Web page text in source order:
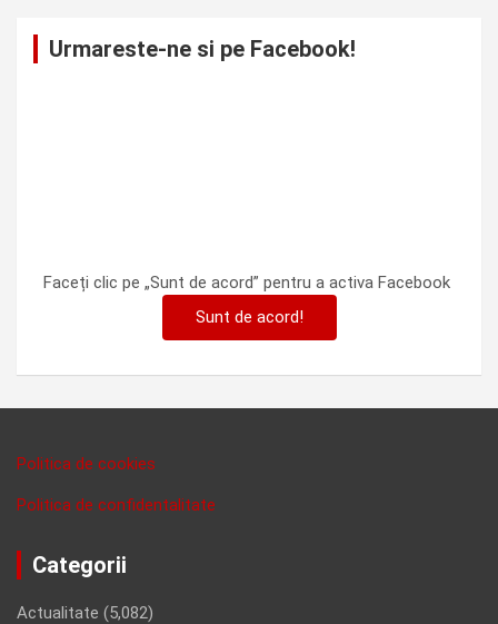
Urmareste-ne si pe Facebook!
Faceți clic pe „Sunt de acord” pentru a activa Facebook
Sunt de acord!
Politica de cookies
Politica de confidentalitate
Categorii
Actualitate (5,082)